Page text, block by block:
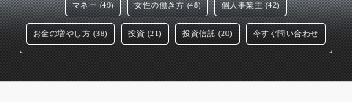
マネー (49) 女性の働き方 (48) 個人事業主 (42)
お金の増やし方 (38) 投資 (21) 投資信託 (20) 今すぐ問い合わせ